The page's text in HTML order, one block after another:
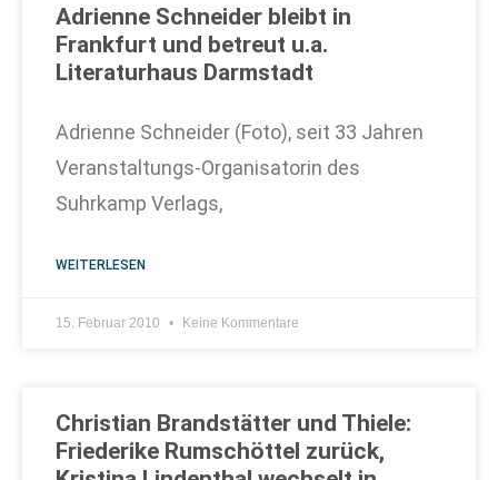
Adrienne Schneider bleibt in
Frankfurt und betreut u.a.
Literaturhaus Darmstadt
Adrienne Schneider (Foto), seit 33 Jahren
Veranstaltungs-Organisatorin des
Suhrkamp Verlags,
WEITERLESEN
15. Februar 2010 Keine Kommentare
Christian Brandstätter und Thiele:
Friederike Rumschöttel zurück,